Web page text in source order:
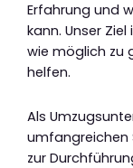
Erfahrung und
kann. Unser
wie möglich zu
helfen.
Als
umfangreichen
zur